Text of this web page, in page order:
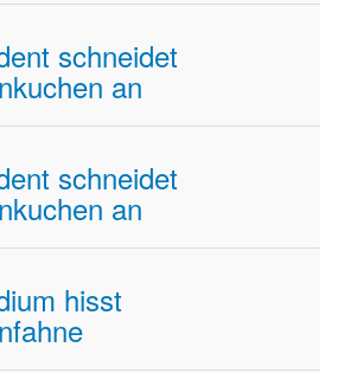
schneidet
an
schneidet
an
hisst